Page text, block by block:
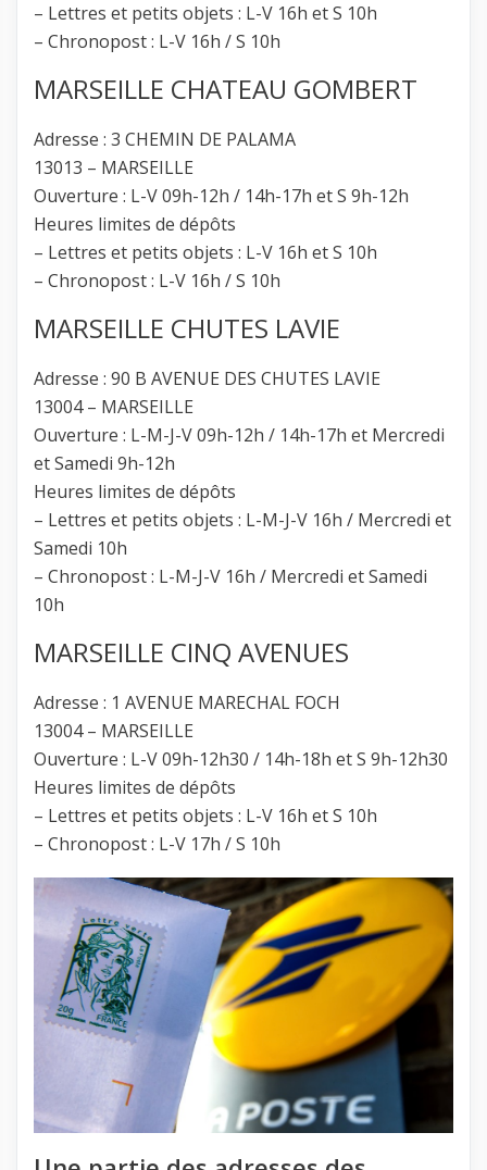
– Lettres et petits objets : L-V 16h et S 10h
– Chronopost : L-V 16h / S 10h
MARSEILLE CHATEAU GOMBERT
Adresse : 3 CHEMIN DE PALAMA
13013 – MARSEILLE
Ouverture : L-V 09h-12h / 14h-17h et S 9h-12h
Heures limites de dépôts
– Lettres et petits objets : L-V 16h et S 10h
– Chronopost : L-V 16h / S 10h
MARSEILLE CHUTES LAVIE
Adresse : 90 B AVENUE DES CHUTES LAVIE
13004 – MARSEILLE
Ouverture : L-M-J-V 09h-12h / 14h-17h et Mercredi
et Samedi 9h-12h
Heures limites de dépôts
– Lettres et petits objets : L-M-J-V 16h / Mercredi et
Samedi 10h
– Chronopost : L-M-J-V 16h / Mercredi et Samedi
10h
MARSEILLE CINQ AVENUES
Adresse : 1 AVENUE MARECHAL FOCH
13004 – MARSEILLE
Ouverture : L-V 09h-12h30 / 14h-18h et S 9h-12h30
Heures limites de dépôts
– Lettres et petits objets : L-V 16h et S 10h
– Chronopost : L-V 17h / S 10h